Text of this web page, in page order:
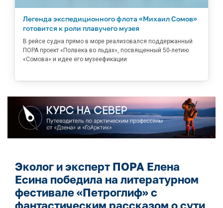
Легенда экспедиционного флота «Михаил Сомов»
готовится к роли плавучего музея
В рейсе судна прямо в море реализовался поддержанный
ПОРА проект «Полвека во льдах», посвященный 50-летию
«Сомова» и идее его музеефикации
Эколог и эксперт ПОРА Елена
Есина победила на литературном
фестивале «Петроглиф» с
фантастическим рассказом о сути